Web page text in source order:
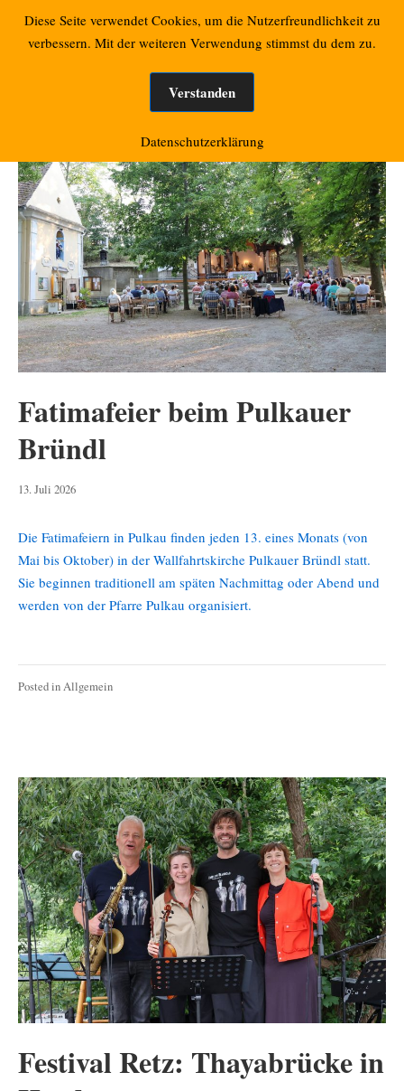
Retzbacher Bilder
Fatimafeier beim Pulkauer
Bründl
13. Juli 202614.
Die Fatimafeiern in Pulkau finden jeden 13. eines Monats (von
Mai bis Oktober) in der Wallfahrtskirche Pulkauer Bründl statt.
Sie beginnen traditionell am späten Nachmittag oder Abend und
werden von der Pfarre Pulkau organisiert.
Posted inAllgemein
Festival Retz: Thayabrücke in
Diese Seite verwendet Cookies, um die Nutzerfreundlichkeit zu
verbessern. Mit der weiteren Verwendung stimmst du dem zu.
Verstanden
Datenschutzerklärung